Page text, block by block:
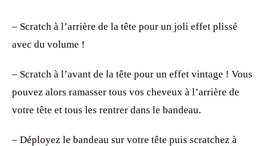
– Scratch à l’arrière de la tête pour un joli effet plissé
avec du volume !
– Scratch à l’avant de la tête pour un effet vintage ! Vous
pouvez alors ramasser tous vos cheveux à l’arrière de
votre tête et tous les rentrer dans le bandeau.
– Déployez le bandeau sur votre tête puis scratchez à